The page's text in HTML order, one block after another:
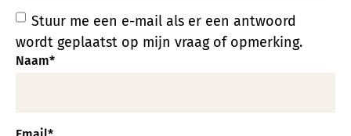
Stuur me een e-mail als er een antwoord
wordt geplaatst op mijn vraag of opmerking.
Naam*